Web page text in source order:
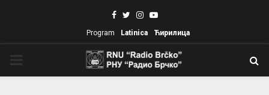
Facebook
TwitterInstagram
Youtube
Program Latinica Ћирилица